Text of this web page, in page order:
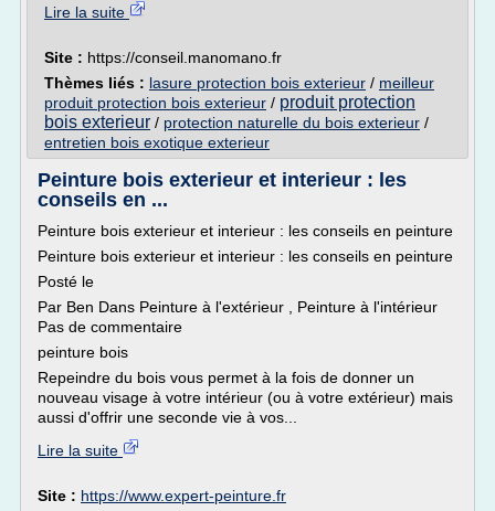
Lire la suite
Site : https://conseil.manomano.fr
Thèmes liés : lasure protection bois exterieur / meilleur
produit protection bois exterieur / produit protection
bois exterieur / protection naturelle du bois exterieur /
entretien bois exotique exterieur
Peinture bois exterieur et interieur : les
conseils en ...
Peinture bois exterieur et interieur : les conseils en peinture
Peinture bois exterieur et interieur : les conseils en peinture
Posté le
Par Ben Dans Peinture à l'extérieur , Peinture à l'intérieur
Pas de commentaire
peinture bois
Repeindre du bois vous permet à la fois de donner un
nouveau visage à votre intérieur (ou à votre extérieur) mais
aussi d'offrir une seconde vie à vos...
Lire la suite
Site : https://www.expert-peinture.fr